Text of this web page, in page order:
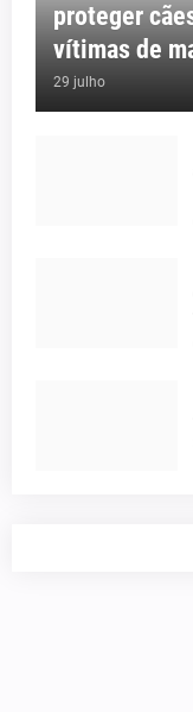
proteger
vítimas de
29 julho